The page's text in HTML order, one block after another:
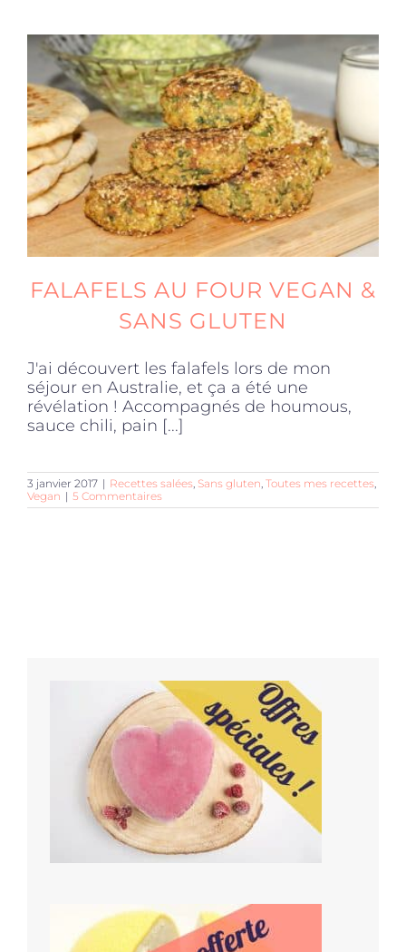
FALAFELS AU FOUR VEGAN &
SANS GLUTEN
J'ai découvert les falafels lors de mon
séjour en Australie, et ça a été une
révélation ! Accompagnés de houmous,
sauce chili, pain [...]
3 janvier 2017 | Recettes salées Sans gluten Toutes mes recettes
Vegan | 5 Commentaires